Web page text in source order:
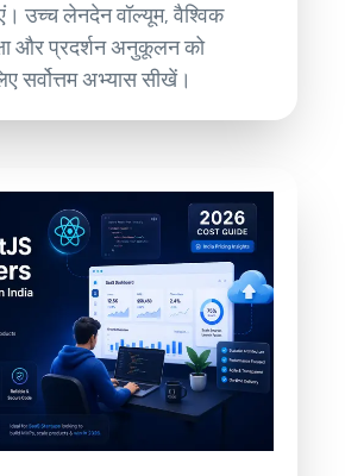
उच्च लेनदेन वॉल्यूम, वैश्विक
और प्रदर्शन अनुकूलन को
सर्वोत्तम अभ्यास सीखें।